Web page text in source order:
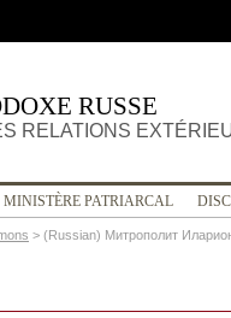
RUSSE
RELATIONS
MINISTÈRE PATRIARCAL
> (Russian) Митрополит